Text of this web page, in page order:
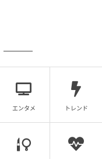
エンタメ トレンド